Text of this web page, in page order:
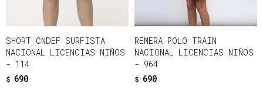
SHORT CNDEF SURFISTA
NACIONAL LICENCIAS NIÑOS
- 114
$ 690
REMERA POLO TRAIN
NACIONAL LICENCIAS NIÑOS
- 964
$ 690